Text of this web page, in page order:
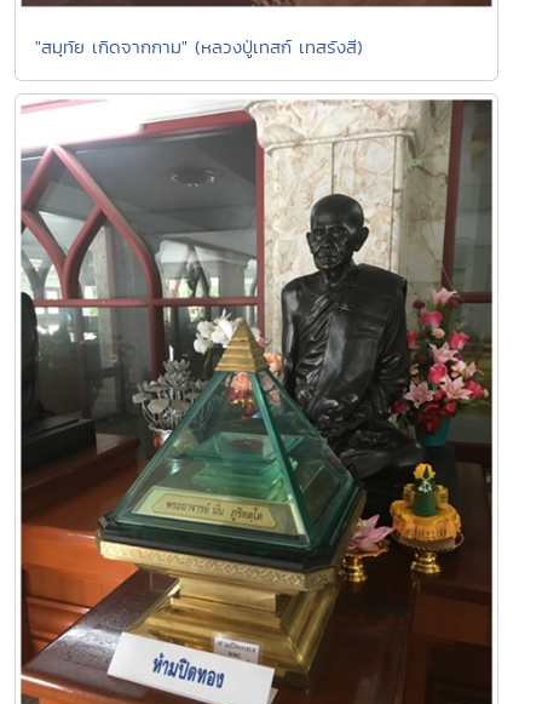
"สมุทัย เกิดจากกาม" (หลวงปู่เทสก์ เทสรังสี)